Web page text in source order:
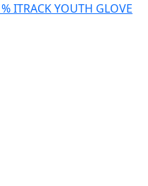
ITRACK YOUTH GLOVE